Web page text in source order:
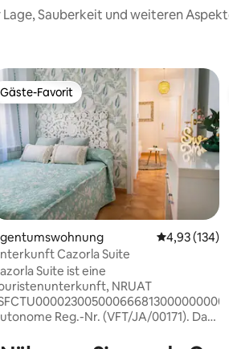
Sauberkeit und weiteren
Bewertung: 4,92 von 5, 277
Gäste-Favorit
Gäste-Favorit
4,93 (134)
Cazorla Suite
Suite ist eine
NRUAT
Reg.-Nr. (VFT/JA/00171). Das